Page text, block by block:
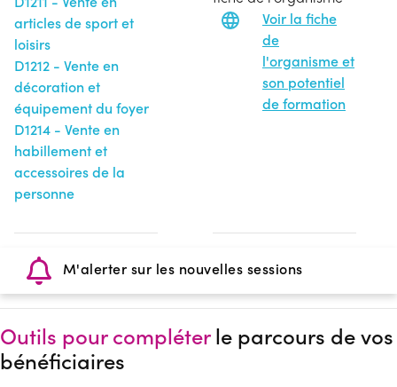
articles de sport et
loisirs
D1212 - Vente en
décoration et
équipement du foyer
D1214 - Vente en
habillement et
accessoires de la
personne
Voir la fiche
de
l'organisme et
son potentiel
de formation
M'alerter sur les nouvelles sessions
Outils pour compléterle parcours de vos
bénéficiaires